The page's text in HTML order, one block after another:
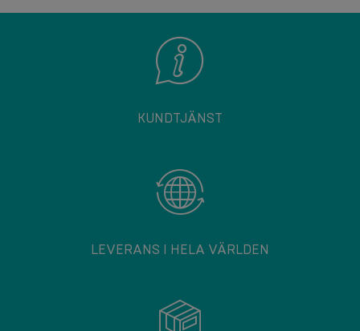
KUNDTJÄNST
LEVERANS I HELA VÄRLDEN